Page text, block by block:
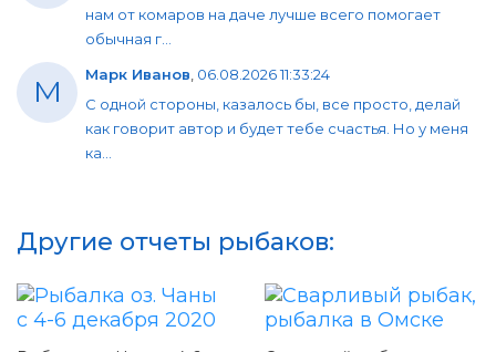
нам от комаров на даче лучше всего помогает
обычная г...
М Марк Иванов 06.08.2026 11:33:24
С одной стороны, казалось бы, все просто, делай
как говорит автор и будет тебе счастья. Но у меня
ка...
Другие отчеты рыбаков: